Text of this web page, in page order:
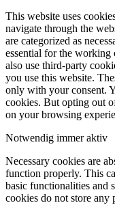
This website uses
navigate through the
are categorized as
essential for the working
also use third-party
you use this website.
only with your consent.
cookies. But opting out
on your browsing
Notwendig immer aktiv
Necessary cookies are
function properly. This
basic functionalities and
cookies do not store any